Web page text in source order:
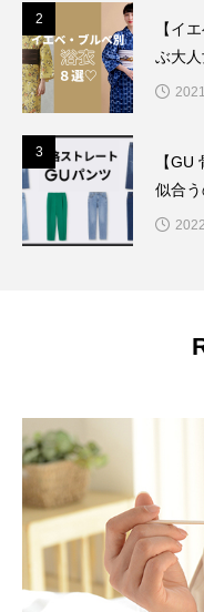
2
【イ
ぶ大
3
【
似合